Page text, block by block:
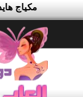
مكياج